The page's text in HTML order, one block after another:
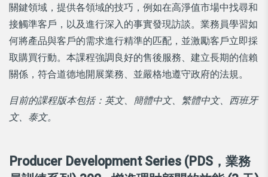
關鍵領域，提供各領域的技巧，例如在高淨值市場中找尋和
接觸準客戶，以及進行深入的事實發現訪談。業務員學習如
何將產品與客戶的需求進行精準的匹配，並激勵客戶立即採
取購買行動。本課程強調良好的售後服務、建立長期的信賴
關係，符合道德地開展業務、並嚴格地遵守政府的法規。
目前的課程版本包括：英文、簡體中文、繁體中文、西班牙
文、泰文。
Producer Development Series (PDS，業務